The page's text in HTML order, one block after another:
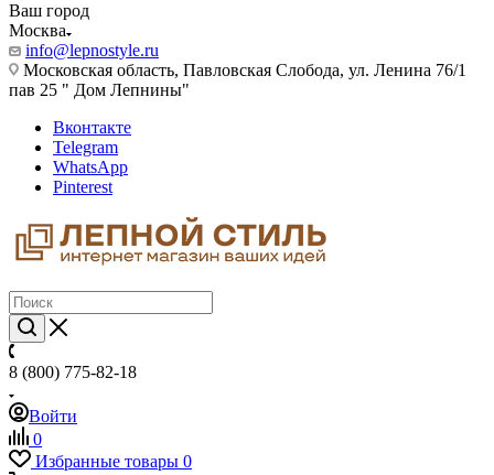
Ваш город
Москва
info@lepnostyle.ru
Московская область, Павловская Слобода, ул. Ленина 76/1
пав 25 " Дом Лепнины"
Вконтакте
Telegram
WhatsApp
Pinterest
8 (800) 775-82-18
Войти
0
Избранные товары 0